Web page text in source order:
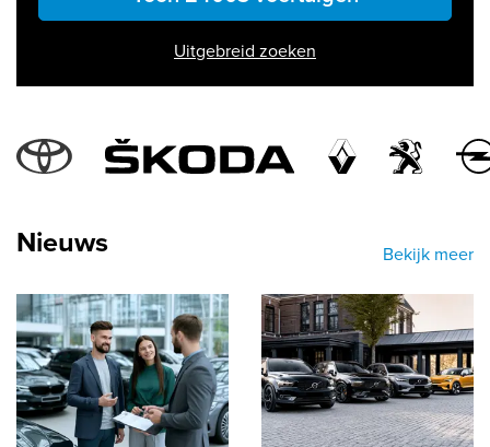
Uitgebreid zoeken
labels.popular_makes
Nieuws Bekijk meer